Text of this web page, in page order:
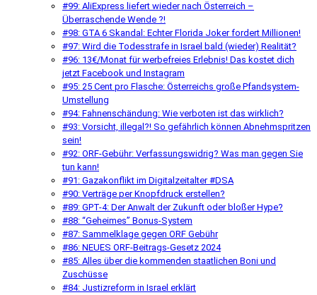
#99: AliExpress liefert wieder nach Österreich –
Überraschende Wende ?!
#98: GTA 6 Skandal: Echter Florida Joker fordert Millionen!
#97: Wird die Todesstrafe in Israel bald (wieder) Realität?
#96: 13€/Monat für werbefreies Erlebnis! Das kostet dich
jetzt Facebook und Instagram
#95: 25 Cent pro Flasche: Österreichs große Pfandsystem-
Umstellung
#94: Fahnenschändung: Wie verboten ist das wirklich?
#93: Vorsicht, illegal?! So gefährlich können Abnehmspritzen
sein!
#92: ORF-Gebühr: Verfassungswidrig? Was man gegen Sie
tun kann!
#91: Gazakonflikt im Digitalzeitalter #DSA
#90: Verträge per Knopfdruck erstellen?
#89: GPT-4: Der Anwalt der Zukunft oder bloßer Hype?
#88: “Geheimes” Bonus-System
#87: Sammelklage gegen ORF Gebühr
#86: NEUES ORF-Beitrags-Gesetz 2024
#85: Alles über die kommenden staatlichen Boni und
Zuschüsse
#84: Justizreform in Israel erklärt